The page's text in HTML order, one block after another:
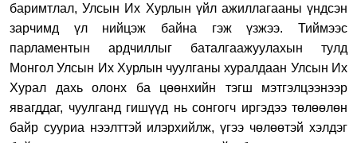
баримтлал, Улсын Их Хурлын үйл ажиллагааны үндсэн
зарчимд үл нийцэж байна гэж үзжээ. Тиймээс
парламентын ардчиллыг баталгаажуулахын тулд
Монгол Улсын Их Хурлын чуулганы хуралдаан Улсын Их
Хурал дахь олонх ба цөөнхийн тэгш мэтгэлцээнээр
явагддаг, чуулганд гишүүд нь сонгогч иргэдээ төлөөлөн
байр сууриа нээлттэй илэрхийлж, үгээ чөлөөтэй хэлдэг